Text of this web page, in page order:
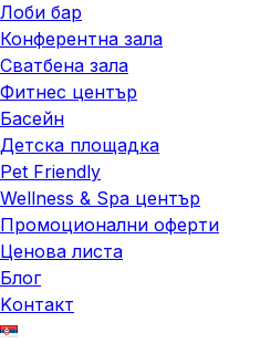
Лоби бар
Конферентна зала
Сватбена зала
Фитнес център
Басейн
Детска площадка
Pet Friendly
Wellness & Spa център
Промоционални оферти
Ценова листа
Блог
Kонтакт